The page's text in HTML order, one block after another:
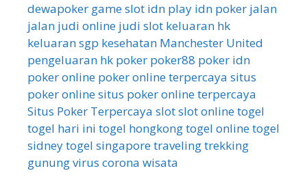
dewapoker game slot idn play idn poker jalan
jalan judi online judi slot keluaran hk
keluaran sgp kesehatan Manchester United
pengeluaran hk poker poker88 poker idn
poker online poker online terpercaya situs
poker onlinesitus poker online terpercaya
Situs Poker Terpercaya slotslot onlinetogel
togel hari ini togel hongkongtogel onlinetogel
sidneytogel singaporetravelingtrekking
gunungvirus corona wisata